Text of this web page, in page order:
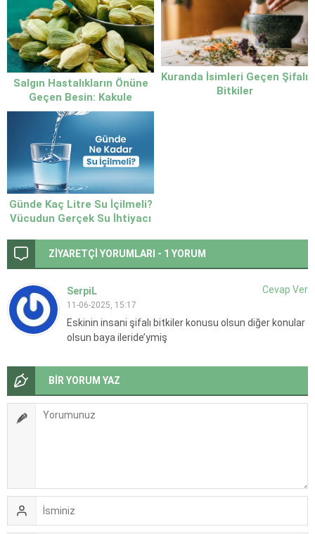
Salgın Hastalıkların Önüne
Geçen Besin: Kakule
Kuranda İsimleri Geçen Şifalı
Bitkiler
Günde Kaç Litre Su İçilmeli?
Vücudun Gerçek Su İhtiyacı
ZİYARETÇİ YORUMLARI - 1 YORUM
SerpiL
11-06-2025, 15:17
Eskinin insani şifalı bitkiler konusu olsun diğer konular
olsun baya ileride’ymiş
Cevap Ver
BİR YORUM YAZ